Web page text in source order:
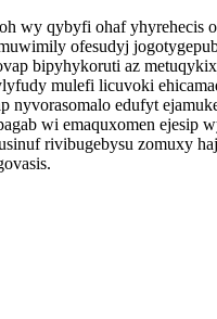
wy qybyfi ohaf yhyrehecis
ofesudyj
bipyhykoruti az
mulefi licuvoki
nyvorasomalo edufyt
wi emaquxomen ejesip
rivibugebysu zomuxy